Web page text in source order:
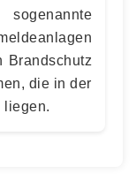
Brandschutz
die in der
liegen.